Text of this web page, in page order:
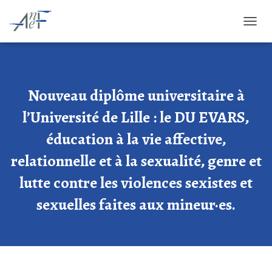
Nouveau diplôme universitaire à
l’Université de Lille : le DU EVARS,
éducation à la vie affective,
relationnelle et à la sexualité, genre et
lutte contre les violences sexistes et
sexuelles faites aux mineur·es.